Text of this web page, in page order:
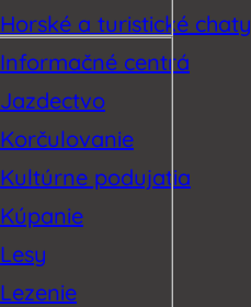
Horské a turistické chaty
Informačné centrá
Jazdectvo
Korčulovanie
Kultúrne podujatia
Kúpanie
Lesy
Lezenie